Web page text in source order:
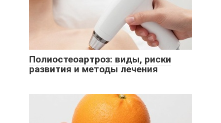
Полиостеоартроз: виды, риски
развития и методы лечения